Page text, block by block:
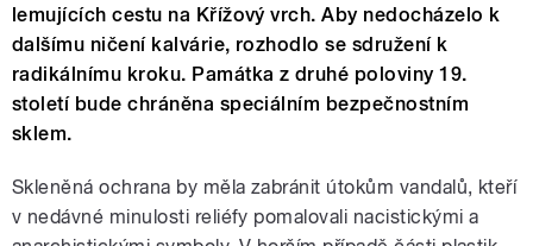
lemujících cestu na Křížový vrch. Aby nedocházelo k
dalšímu ničení kalvárie, rozhodlo se sdružení k
radikálnímu kroku. Památka z druhé poloviny 19.
století bude chráněna speciálním bezpečnostním
sklem.
Skleněná ochrana by měla zabránit útokům vandalů, kteří
v nedávné minulosti reliéfy pomalovali nacistickými a